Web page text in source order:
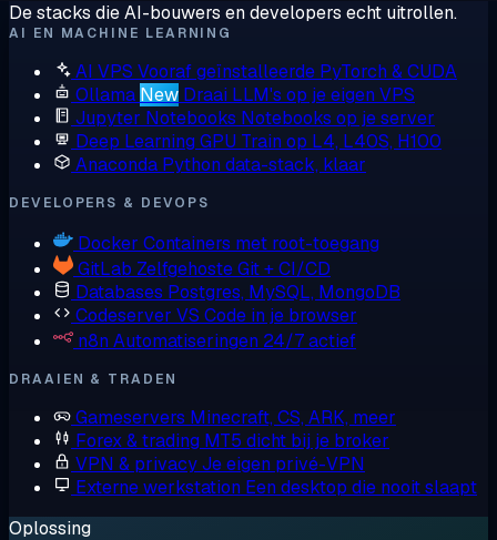
De stacks die AI-bouwers en developers echt uitrollen.
AI EN MACHINE LEARNING
AI VPS Vooraf geïnstalleerde PyTorch & CUDA
Ollama New Draai LLM's op je eigen VPS
Jupyter Notebooks Notebooks op je server
Deep Learning GPU Train op L4, L40S, H100
Anaconda Python data-stack, klaar
DEVELOPERS & DEVOPS
Docker Containers met root-toegang
GitLab Zelfgehoste Git + CI/CD
Databases Postgres, MySQL, MongoDB
Codeserver VS Code in je browser
n8n Automatiseringen 24/7 actief
DRAAIEN & TRADEN
Gameservers Minecraft, CS, ARK, meer
Forex & trading MT5 dicht bij je broker
VPN & privacyJe eigen privé-VPN
Externe werkstation Een desktop die nooit slaapt
Oplossing